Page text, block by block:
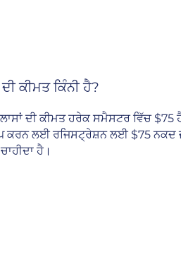
ਕੀਮਤ ਕਿੰਨੀ ਹੈ?
ਦੀ ਕੀਮਤ ਹਰੇਕ ਸਮੈਸਟਰ ਵਿੱਚ
ਕਰਨ ਲਈ ਰਜਿਸਟ੍ਰੇਸ਼ਨ ਲਈ $75 ਨਕਦ
ਹੈ।